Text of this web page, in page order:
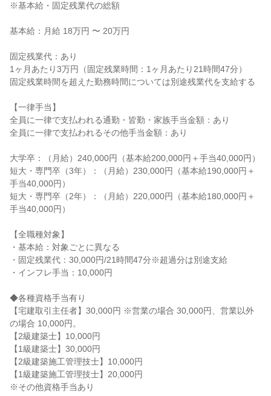
※基本給・固定残業代の総額
基本給：月給 18万円 〜 20万円
固定残業代：あり
1ヶ月あたり3万円（固定残業時間：1ヶ月あたり21時間47分）
固定残業時間を超えた勤務時間については別途残業代を支給する
【一律手当】
全員に一律で支払われる通勤・皆勤・家族手当金額：あり
全員に一律で支払われるその他手当金額：あり
大学卒：（月給）240,000円（基本給200,000円＋手当40,000円）
短大・専門卒（3年）：（月給）230,000円（基本給190,000円＋
手当40,000円）
短大・専門卒（2年）：（月給）220,000円（基本給180,000円＋
手当40,000円）
【全職種対象】
・基本給：対象ごとに異なる
・固定残業代：30,000円/21時間47分※超過分は別途支給
・インフレ手当：10,000円
◆各種資格手当有り
【宅建取引主任者】30,000円 ※営業の場合 30,000円、営業以外
の場合 10,000円。
【2級建築士】10,000円
【1級建築士】30,000円
【2級建築施工管理技士】10,000円
【1級建築施工管理技士】20,000円
※その他資格手当あり